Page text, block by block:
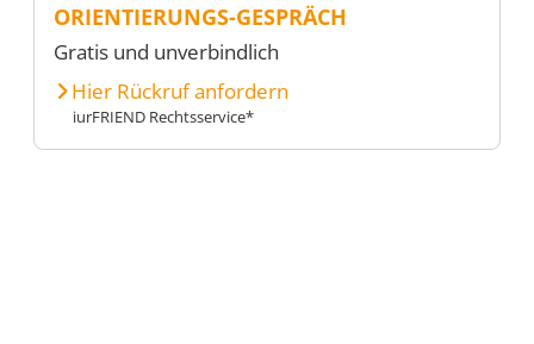
ORIENTIERUNGS-GESPRÄCH
Gratis und unverbindlich
Hier Rückruf anfordern
iurFRIEND Rechtsservice*